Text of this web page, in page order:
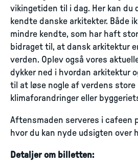
vikingetiden til i dag. Her kan du
kendte danske arkitekter. Både
mindre kendte, som har haft
bidraget til, at dansk arkitektur
verden. Oplev også vores
dykker ned i hvordan arkitektur
til at løse nogle af verdens store
klimaforandringer eller
Aftensmaden serveres i cafeen
hvor du kan nyde udsigten over
Detaljer om billetten: